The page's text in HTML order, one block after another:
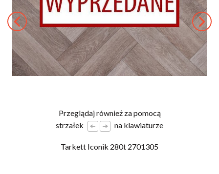
Przeglądaj również za pomocą
strzałek
na klawiaturze
Tarkett Iconik 280t 2701305